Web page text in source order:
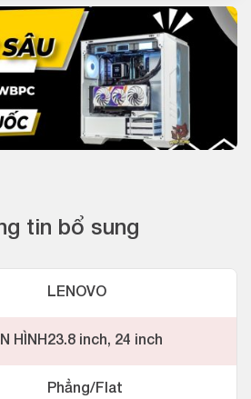
tin bổ sung
LENOVO
HÌNH 23.8 inch, 24 inch
Phẳng/Flat